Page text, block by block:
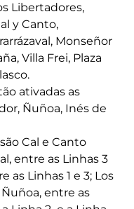
Libertadores,
y Canto,
Monseñor
Villa Frei, Plaza
ativadas as
Ñuñoa, Inés de
Cal e Canto
entre as Linhas 3
as Linhas 1 e 3; Los
entre as